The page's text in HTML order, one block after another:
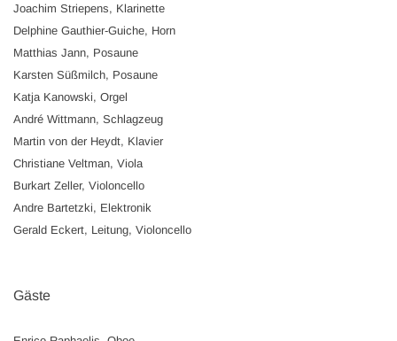
Joachim Striepens, Klarinette
Delphine Gauthier-Guiche, Horn
Matthias Jann, Posaune
Karsten Süßmilch, Posaune
Katja Kanowski, Orgel
André Wittmann, Schlagzeug
Martin von der Heydt, Klavier
Christiane Veltman, Viola
Burkart Zeller, Violoncello
Andre Bartetzki, Elektronik
Gerald Eckert, Leitung, Violoncello
Gäste